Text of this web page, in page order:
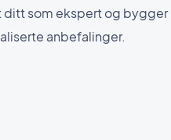
ditt som ekspert og bygger
anbefalinger.